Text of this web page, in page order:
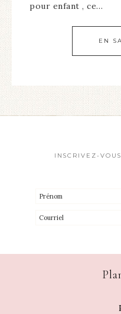
pour enfant , ce…
EN
INSCRIVEZ-